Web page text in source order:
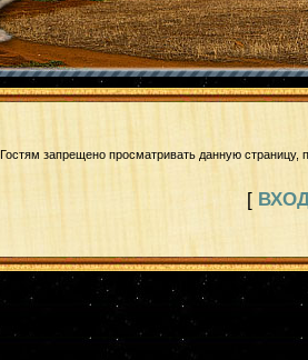
Гостям запрещено просматривать данную страницу,
[